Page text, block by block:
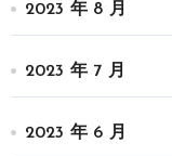
2023 年 8 月
2023 年 7 月
2023 年 6 月